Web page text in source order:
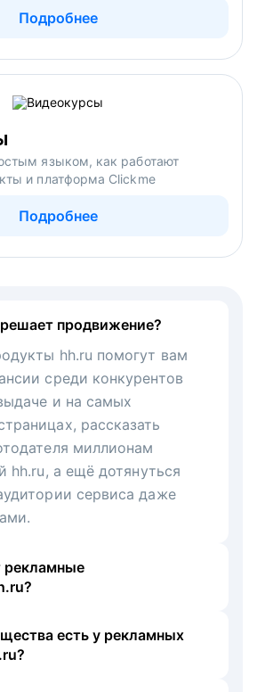
Подробнее
языком, как работают
и платформа Clickme
Подробнее
продвижение?
hh.ru помогут вам
среди конкурентов
и на самых
рассказать
миллионам
hh.ru, а ещё дотянуться
сервиса даже
рекламные
есть у рекламных